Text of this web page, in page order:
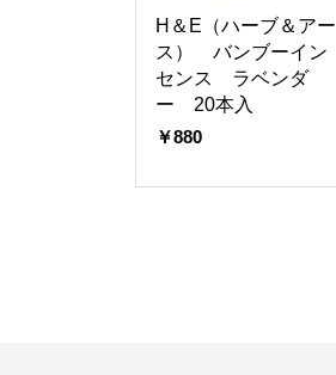
H＆E（ハーブ＆アー
ス） バンブーイン
センス ラベンダ
ー 20本入
￥880